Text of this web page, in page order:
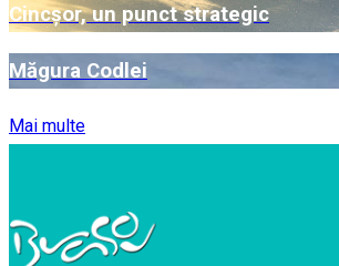
Cincșor, un punct strategic
Măgura Codlei
Mai multe